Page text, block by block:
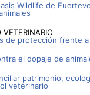
Wildlife de
VETERINARIO
de protección frente
el dopaje de
patrimonio,
veterinario